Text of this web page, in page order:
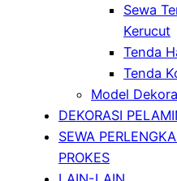
Sewa
Kerucut
Tenda
Tenda
Model
DEKORASI
SEWA
PROKES